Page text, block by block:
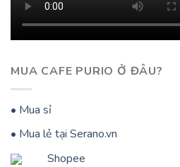
MUA CAFE PURIO Ở ĐÂU?
• Mua sỉ
• Mua lẻ tại Serano.vn
Shopee